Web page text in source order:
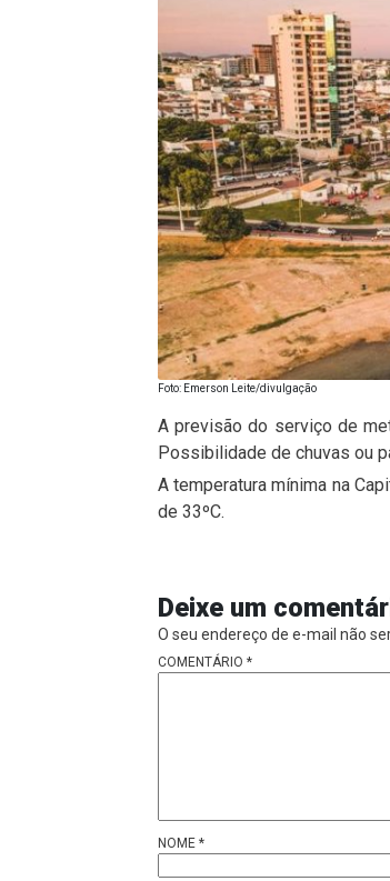
Foto: Emerson Leite/divulgação
A previsão do serviço de
Possibilidade de chuvas ou
A temperatura mínima na
de 33ºC.
Deixe um
O seu endereço de e-mail não
COMENTÁRIO *
NOME *